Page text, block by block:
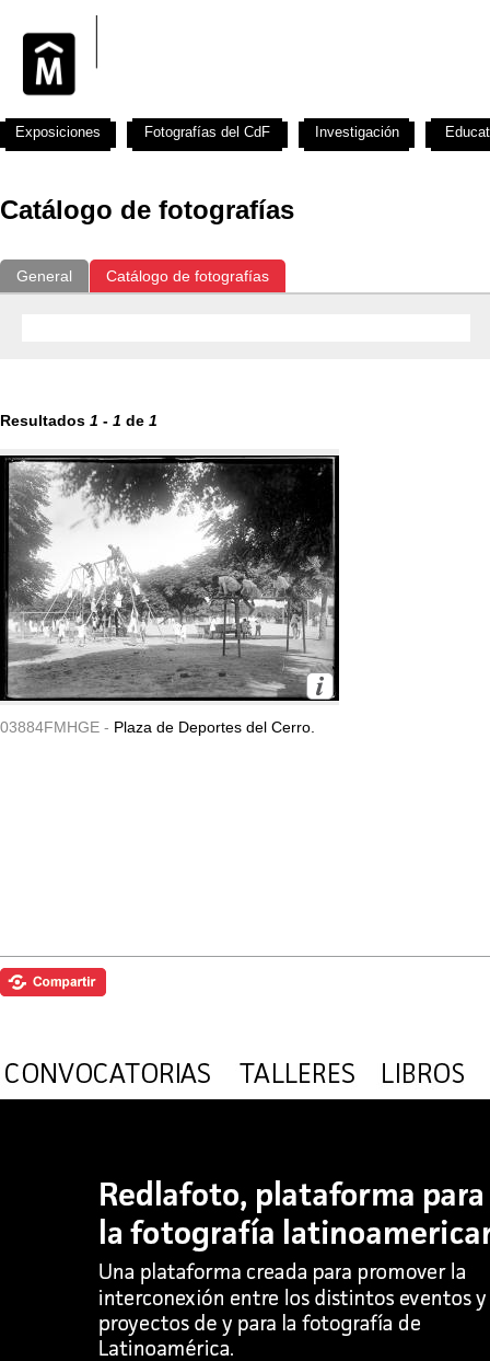
Catálogo de fotografías
General Catálogo de fotografías
Resultados 1 - 1 de 1
03884FMHGE - Plaza de Deportes del Cerro.
Exposiciones Fotografías del CdF Investigación